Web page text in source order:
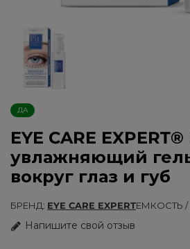
ДА
EYE CARE
увлажняющий
вокруг глаз и губ
БРЕНД EYE CARE EXPERTЕМКОСТЬ /
Напишите свой отзыв